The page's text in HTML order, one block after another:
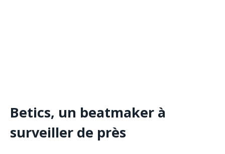
Betics, un beatmaker à
surveiller de près